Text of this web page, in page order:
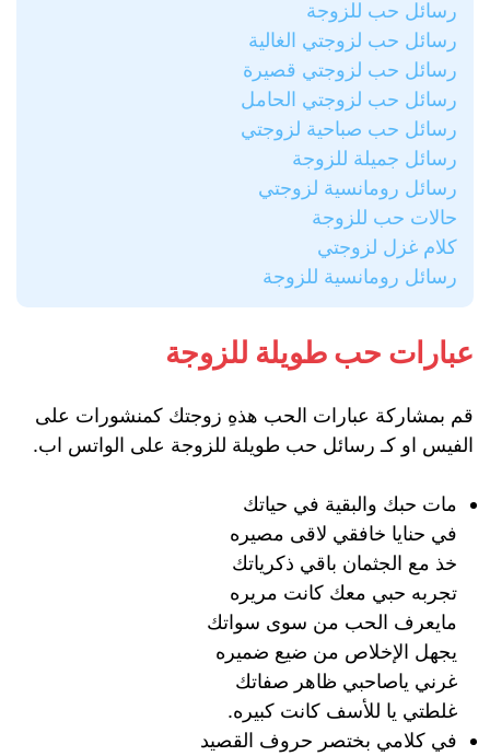
رسائل حب للزوجة
رسائل حب لزوجتي الغالية
رسائل حب لزوجتي قصيرة
رسائل حب لزوجتي الحامل
رسائل حب صباحية لزوجتي
رسائل جميلة للزوجة
رسائل رومانسية لزوجتي
حالات حب للزوجة
كلام غزل لزوجتي
رسائل رومانسية للزوجة
عبارات حب طويلة للزوجة
قم بمشاركة عبارات الحب هذهِ زوجتك كمنشورات على
الفيس او كـ رسائل حب طويلة للزوجة على الواتس اب.
مات حبك والبقية في حياتك
في حنايا خافقي لاقى مصيره
خذ مع الجثمان باقي ذكرياتك
تجربه حبي معك كانت مريره
مايعرف الحب من سوى سواتك
يجهل الإخلاص من ضيع ضميره
غرني ياصاحبي ظاهر صفاتك
غلطتي يا للأسف كانت كبيره.
في كلامي بختصر حروف القصيد